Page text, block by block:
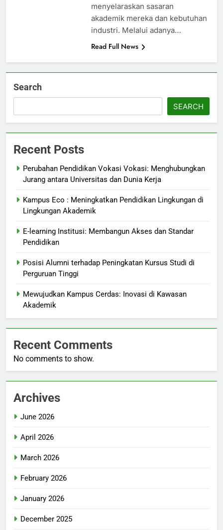
menyelaraskan sasaran
akademik mereka dan kebutuhan
industri. Melalui adanya…
Read Full News
Search
SEARCH
Recent Posts
Perubahan Pendidikan Vokasi Vokasi: Menghubungkan
Jurang antara Universitas dan Dunia Kerja
Kampus Eco : Meningkatkan Pendidikan Lingkungan di
Lingkungan Akademik
E-learning Institusi: Membangun Akses dan Standar
Pendidikan
Posisi Alumni terhadap Peningkatan Kursus Studi di
Perguruan Tinggi
Mewujudkan Kampus Cerdas: Inovasi di Kawasan
Akademik
Recent Comments
No comments to show.
Archives
June 2026
April 2026
March 2026
February 2026
January 2026
December 2025